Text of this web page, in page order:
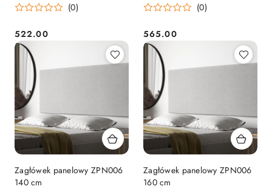
(0)
Cena:
522.00
(0)
Cena:
565.00
Zagłówek panelowy ZPN006
140 cm
Zagłówek panelowy ZPN006
160 cm